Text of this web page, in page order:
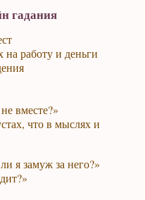
гадания
на работу и деньги
вместе?»
что в мыслях и
я замуж за него?»